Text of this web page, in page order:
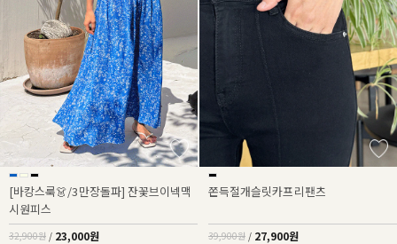
[바캉스룩👗/3만장돌파] 잔꽃브이넥맥
시원피스
32,900원 / 23,000원
쫀득절개슬릿카프리팬츠
39,900원 / 27,900원